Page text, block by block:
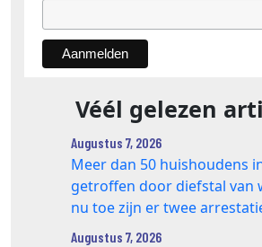
Véél gelezen
Augustus 7, 2026
Meer dan 50 huishoudens
getroffen door diefstal van
nu toe zijn er twee
Augustus 7, 2026